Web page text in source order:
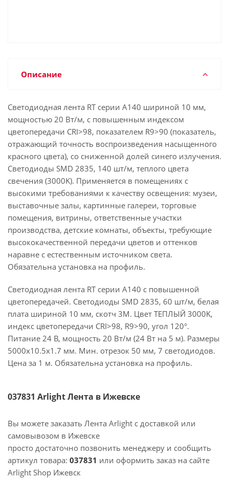
Описание
Светодиодная лента RT серии A140 шириной 10 мм,
мощностью 20 Вт/м, с повышенным индексом
цветопередачи CRI>98, показателем R9>90 (показатель,
отражающий точность воспроизведения насыщенного
красного цвета), со сниженной долей синего излучения.
Светодиоды SMD 2835, 140 шт/м, теплого цвета
свечения (3000K). Применяется в помещениях с
высокими требованиями к качеству освещения: музеи,
выставочные залы, картинные галереи, торговые
помещения, витрины, ответственные участки
производства, детские комнаты, объекты, требующие
высококачественной передачи цветов и оттенков
наравне с естественным источником света.
Обязательна установка на профиль.
Светодиодная лента RT серии A140 с повышенной
цветопередачей. Светодиоды SMD 2835, 60 шт/м, белая
плата шириной 10 мм, скотч 3М. Цвет ТЕПЛЫЙ 3000K,
индекс цветопередачи CRI>98, R9>90, угол 120°.
Питание 24 В, мощность 20 Вт/м (24 Вт на 5 м). Размеры
5000х10.5х1.7 мм. Мин. отрезок 50 мм, 7 светодиодов.
Цена за 1 м. Обязательна установка на профиль.
037831 Arlight Лента в Ижевске
Вы можете заказать Лента Arlight с доставкой или
самовывозом в Ижевске
просто достаточно позвонить менеджеру и сообщить
артикул товара: 037831 или оформить заказ на сайте
Arlight Shop Ижевск